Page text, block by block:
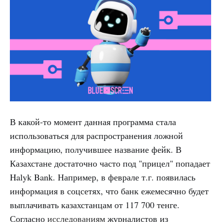
В какой-то момент данная программа стала
использоваться для распространения ложной
информацию, получившее название фейк. В
Казахстане достаточно часто под "прицел" попадает
Halyk Bank. Например, в феврале т.г. появилась
информация в соцсетях, что банк ежемесячно будет
выплачивать казахстанцам от 117 700 тенге.
Согласно исследованиям журналистов из